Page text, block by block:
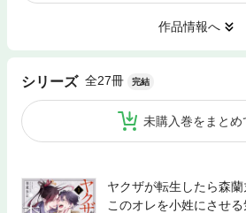
作品情報へ
シリーズ 全27冊 完結
未購入巻をまとめ
ヤクザが転生したら森蘭
このオレを小姓にさせる